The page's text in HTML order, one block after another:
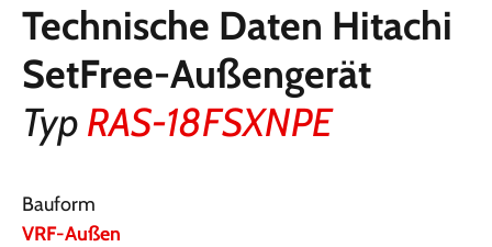
Technische Daten Hitachi
SetFree-Außengerät
Typ RAS-18FSXNPE
Bauform
VRF-Außen